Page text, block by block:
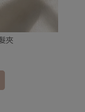
夾